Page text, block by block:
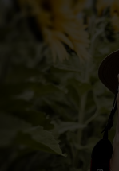
springen